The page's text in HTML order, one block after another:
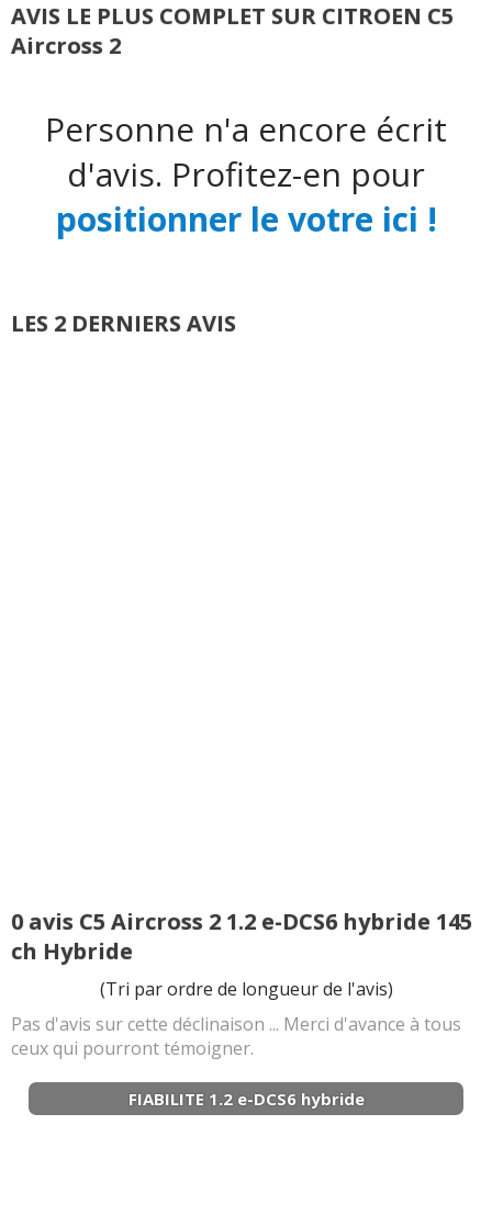
AVIS LE PLUS COMPLET SUR CITROEN C5
Aircross 2
Personne n'a encore écrit
d'avis. Profitez-en pour
positionner le votre ici !
LES 2 DERNIERS AVIS
0 avis C5 Aircross 2 1.2 e-DCS6 hybride 145
ch Hybride
(Tri par ordre de longueur de l'avis)
Pas d'avis sur cette déclinaison ... Merci d'avance à tous
ceux qui pourront témoigner.
FIABILITE 1.2 e-DCS6 hybride